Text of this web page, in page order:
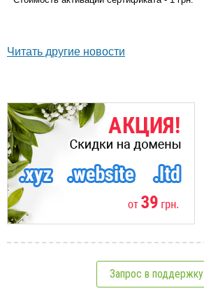
Читать другие новости
Запрос в поддержку